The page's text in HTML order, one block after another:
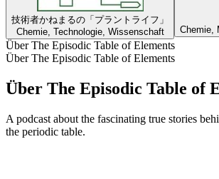
技術者かねまるの「プラントライフ」
Chemie, Technologie, Wissenschaft
Chemie,
Über The Episodic Table of Elements
Über The Episodic Table of Elements
Über The Episodic Table of
A podcast about the fascinating true stories
the periodic table.